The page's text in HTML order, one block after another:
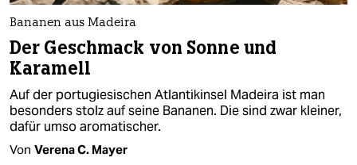
Bananen aus Madeira
Der Geschmack von Sonne und
Karamell
Auf der portugiesischen Atlantikinsel Madeira ist man
besonders stolz auf seine Bananen. Die sind zwar kleiner,
dafür umso aromatischer.
Von Verena C. Mayer